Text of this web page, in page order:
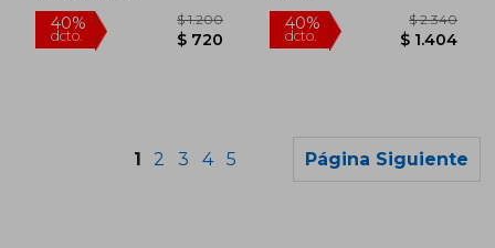
1 2 3 4 5 Página Siguiente